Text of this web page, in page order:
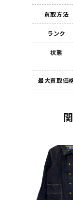
買取方法
ランク
状態
最大買取価